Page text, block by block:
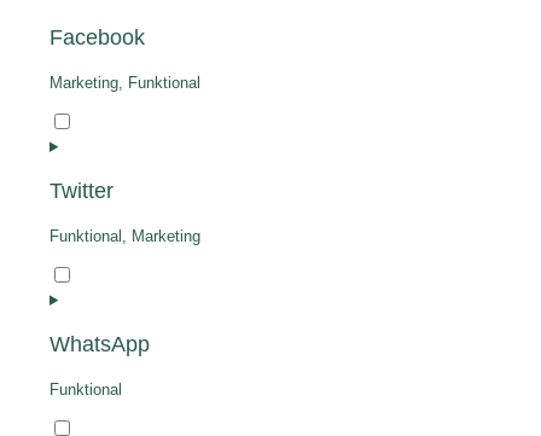
google-
Facebook
Marketing, Funktional
Consent
to
facebook
Twitter
Funktional, Marketing
Consent
to
twitter
WhatsApp
Funktional
Consent